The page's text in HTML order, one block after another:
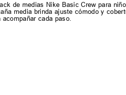
de medias Nike Basic Crew para
media brinda ajuste cómodo y
acompañar cada paso.